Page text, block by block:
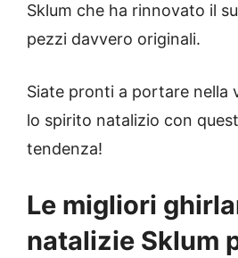
Sklum che ha rinnovato il
pezzi davvero originali.
Siate pronti a portare nella
lo spirito natalizio con
tendenza!
Le migliori
natalizie Sklum